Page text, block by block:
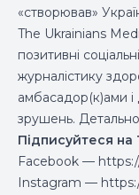
«створював»
The Ukrainians
позитивні
журналістику
амбасадор(к)ами і
зрушень.
Підписуйтеся
Facebook —
Instagram —